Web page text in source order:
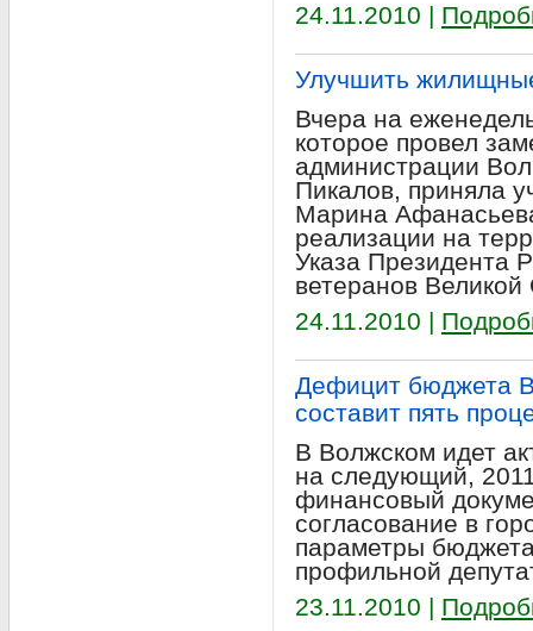
24.11.2010 |
Улучшить
Вчера на
которое провел
администрации
Пикалов, приняла
Марина
реализации на
Указа Президента
ветеранов
24.11.2010 |
Дефицит бюджета
составит пять
В Волжском идет
на следующий,
финансовый
согласование в
параметры
профильной
23.11.2010 |